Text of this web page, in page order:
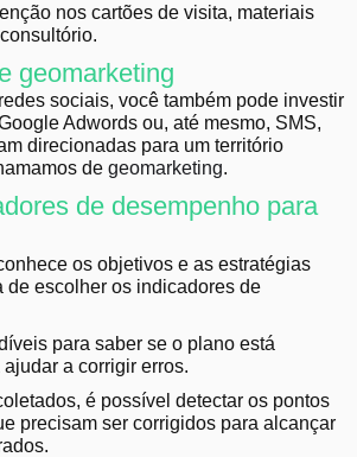
nos cartões de visita, materiais
geomarketing
sociais, você também pode investir
Adwords ou, até mesmo, SMS,
direcionadas para um território
de geomarketing.
de desempenho para
os objetivos e as estratégias
de escolher os indicadores de
para saber se o plano está
a corrigir erros.
é possível detectar os pontos
precisam ser corrigidos para alcançar